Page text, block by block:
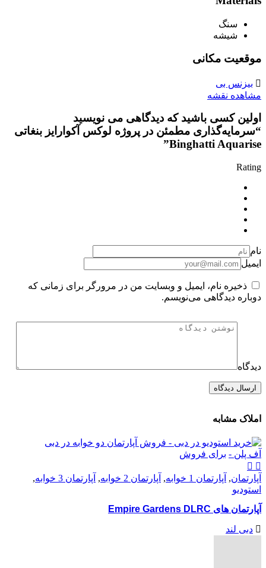
سنگ
شیشه
موقعیت مکانی
بیزنس بی
مشاهده نقشه
اولین کسی باشید که دیدگاهی می نویسید
“سرمایه‌گذاری مطمئن در پروژه لوکس آکوارایز بنغاتی
Binghatti Aquarise”
Rating
نام
ایمیل
ذخیره نام، ایمیل و وبسایت من در مرورگر برای زمانی که
دوباره دیدگاهی می‌نویسم.
دیدگاه
املاک مشابه
آف پلن - برای فروش
آپارتمان, آپارتمان 1 خوابه , آپارتمان 2 خوابه , آپارتمان 3 خوابه
,
استودیو
آپارتمان های Empire Gardens DLRC
دبی لند